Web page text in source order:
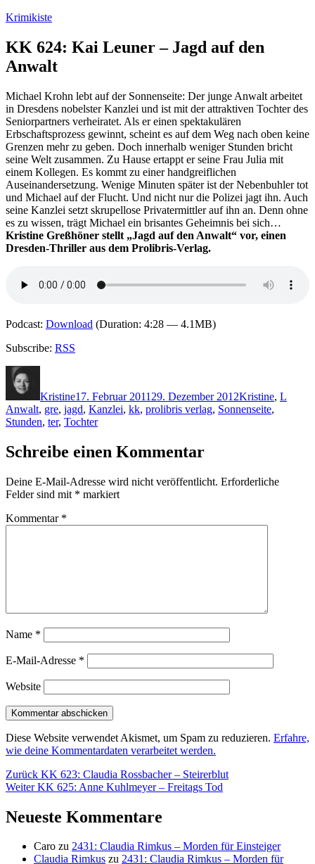
Zum
springen
Krimikiste
KK 624: Kai Leuner – Jagd auf den
Anwalt
Michael Krohn lebt auf der Sonnenseite: Der junge Anwalt arbeitet
in Dresdens nobelster Kanzlei und ist mit der attraktiven Tochter des
Seniorpartners verheiratet. Als er einen spektakulären
Erbschaftsprozess gewinnt, scheint es auf dem Weg nach oben keine
Grenzen mehr zu geben. Doch innerhalb weniger Stunden bricht
seine Welt zusammen. Zu Hause ertappt er seine Frau Julia mit
einem Kollegen. Es kommt zu einer handgreiflichen
Auseinandersetzung. Wenige Minuten später ist der Nebenbuhler tot
und Michael auf der Flucht. Und nicht nur die Polizei jagt ihn. Auch
seine Kanzlei setzt skrupellose Privatermittler auf ihn an. Denn ohne
es zu wissen, trägt Michael ein brisantes Geheimnis bei sich…
Kristine Greßhöner stellt „Jagd auf den Anwalt“ vor, einen
Dresden-Thriller aus dem Prolibris-Verlag.
Podcast: Download (Duration: 4:28 — 4.1MB)
Subscribe: RSS
Kristine17. Februar 2011 29. Dezember 2012Kristine, L
Anwalt, gre, jagd, Kanzlei, kk, prolibris verlag, Sonnenseite,
Stunden, ter, Tochter
Schreibe einen Kommentar
Deine E-Mail-Adresse wird nicht veröffentlicht. Erforderliche
Felder sind mit * markiert
Kommentar *
Name *
E-Mail-Adresse *
Website
Diese Website verwendet Akismet, um Spam zu reduzieren. Erfahre,
wie deine Kommentardaten verarbeitet werden.
Beitragsnavigation
Zurück Vorheriger
Beitrag:
KK 623: Claudia Rossbacher – Steirerblut
Weiter Nächster
KK 625: Anne Kuhlmeyer – Freitags Tod
Neueste Kommentare
Caro zu 2431: Claudia Rimkus – Morden für Einsteiger
Claudia Rimkus zu 2431: Claudia Rimkus – Morden für